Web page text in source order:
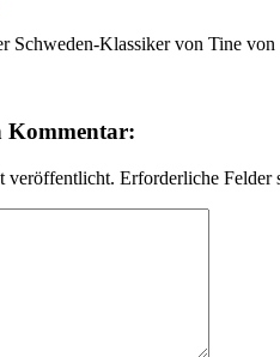
Schweden-Klassiker von Tine
Kommentar:
veröffentlicht. Erforderliche Felder